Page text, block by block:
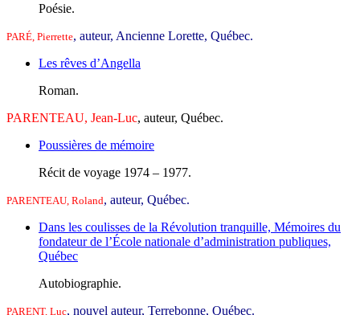
Poésie.
PARÉ, Pierrette, auteur, Ancienne Lorette, Québec.
Les rêves d’Angella
Roman.
PARENTEAU, Jean-Luc, auteur, Québec.
Poussières de mémoire
Récit de voyage 1974 – 1977.
PARENTEAU, Roland, auteur, Québec.
Dans les coulisses de la Révolution tranquille, Mémoires du
fondateur de l’École nationale d’administration publiques,
Québec
Autobiographie.
PARENT, Luc, nouvel auteur, Terrebonne, Québec.